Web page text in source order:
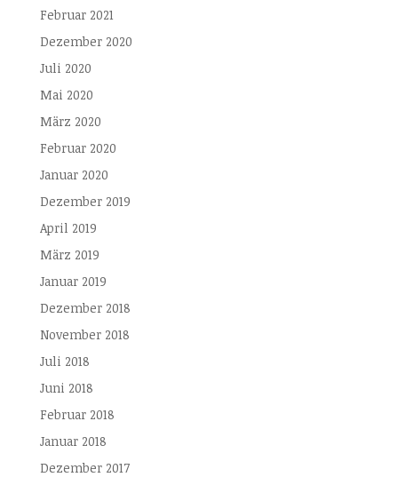
Februar 2021
Dezember 2020
Juli 2020
Mai 2020
März 2020
Februar 2020
Januar 2020
Dezember 2019
April 2019
März 2019
Januar 2019
Dezember 2018
November 2018
Juli 2018
Juni 2018
Februar 2018
Januar 2018
Dezember 2017